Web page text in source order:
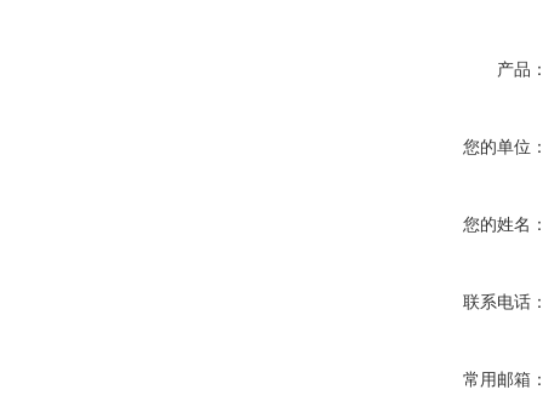
产品
您的单位
您的姓名
联系电话
常用邮箱